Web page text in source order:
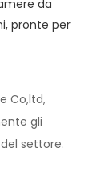
Co,ltd,
gli
settore.